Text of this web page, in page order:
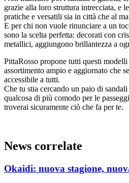
grazie alla loro struttura intrecciata, e
pratiche e versatili sia in città che al
E per chi non vuole rinunciare a un
sono la scelta perfetta: decorati con
metallici, aggiungono brillantezza a
PittaRosso propone tutti questi
assortimento ampio e aggiornato che
accessibile a tutti.
Che tu stia cercando un paio di
qualcosa di più comodo per le
troverai sicuramente ciò che fa per te.
News correlate
Okaidi: nuova stagione,